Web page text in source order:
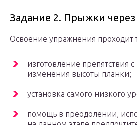
Задание 2. Прыжки через
Освоение упражнения проходит
изготовление препятствия
изменения высоты планки;
установка самого низкого
помощь в преодолении,